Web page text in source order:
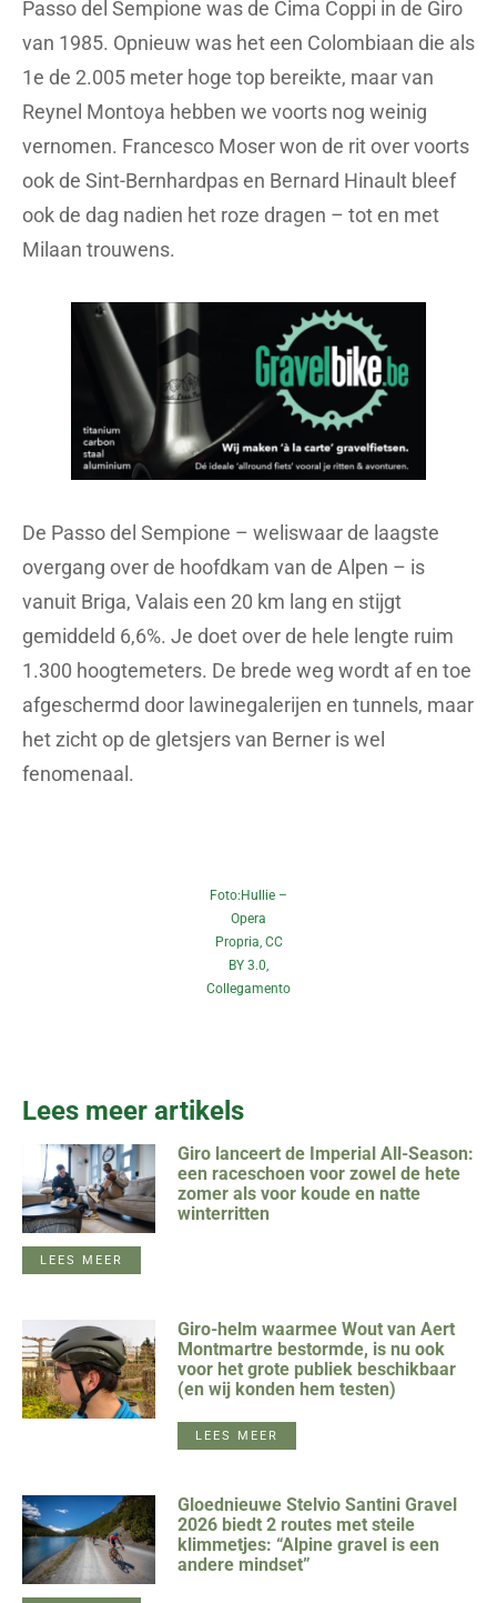
Passo del Sempione was de Cima Coppi in de Giro
van 1985. Opnieuw was het een Colombiaan die als
1e de 2.005 meter hoge top bereikte, maar van
Reynel Montoya hebben we voorts nog weinig
vernomen. Francesco Moser won de rit over voorts
ook de Sint-Bernhardpas en Bernard Hinault bleef
ook de dag nadien het roze dragen – tot en met
Milaan trouwens.
De Passo del Sempione – weliswaar de laagste
overgang over de hoofdkam van de Alpen – is
vanuit Briga, Valais een 20 km lang en stijgt
gemiddeld 6,6%. Je doet over de hele lengte ruim
1.300 hoogtemeters. De brede weg wordt af en toe
afgeschermd door lawinegalerijen en tunnels, maar
het zicht op de gletsjers van Berner is wel
fenomenaal.
Foto: Hullie –
Opera
Propria, CC
BY 3.0,
Collegamento
Lees meer artikels
Giro lanceert de Imperial All-Season:
een raceschoen voor zowel de hete
zomer als voor koude en natte
winterritten
LEES MEER
Giro-helm waarmee Wout van Aert
Montmartre bestormde, is nu ook
voor het grote publiek beschikbaar
(en wij konden hem testen)
LEES MEER
Gloednieuwe Stelvio Santini Gravel
2026 biedt 2 routes met steile
klimmetjes: “Alpine gravel is een
andere mindset”